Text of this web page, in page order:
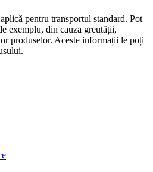
pentru transportul standard. Pot
exemplu, din cauza greutății,
produselor. Aceste informații le poți